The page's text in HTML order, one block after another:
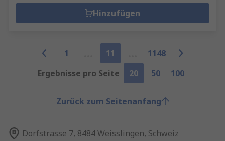
Hinzufügen
1 11
1148
Ergebnisse pro Seite
20 50 100
Zurück zum Seitenanfang
Dorfstrasse 7, 8484 Weisslingen, Schweiz